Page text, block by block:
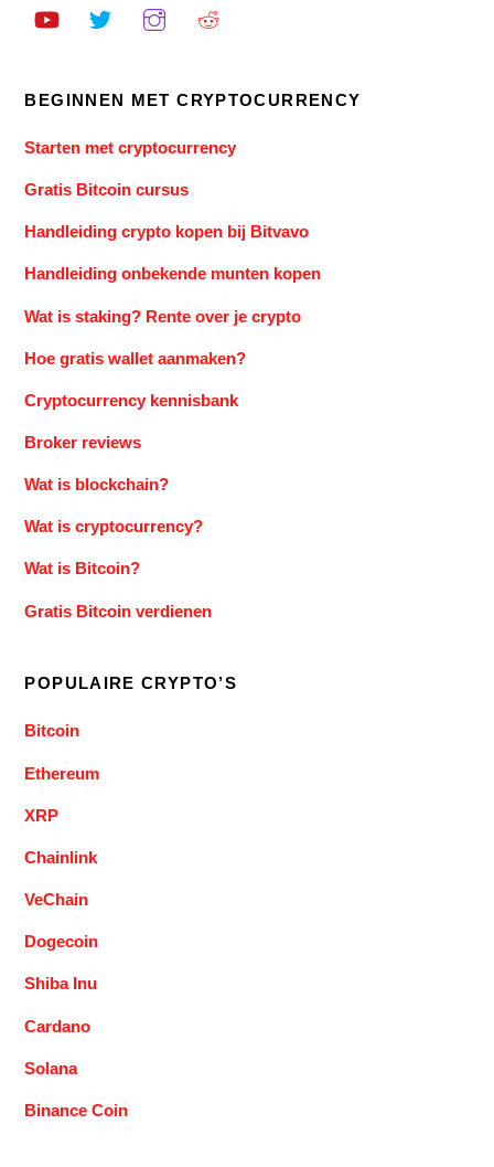
BEGINNEN MET CRYPTOCURRENCY
Starten met cryptocurrency
Gratis Bitcoin cursus
Handleiding crypto kopen bij Bitvavo
Handleiding onbekende munten kopen
Wat is staking? Rente over je crypto
Hoe gratis wallet aanmaken?
Cryptocurrency kennisbank
Broker reviews
Wat is blockchain?
Wat is cryptocurrency?
Wat is Bitcoin?
Gratis Bitcoin verdienen
POPULAIRE CRYPTO’S
Bitcoin
Ethereum
XRP
Chainlink
VeChain
Dogecoin
Shiba Inu
Cardano
Solana
Binance Coin